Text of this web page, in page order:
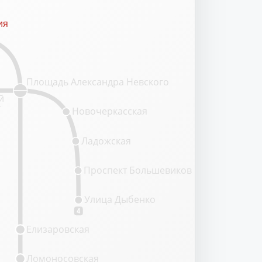
4
Площадь Александра Невского
Новочеркасская
Ладожская
Проспект Большевиков
Улица Дыбенко
Ломоносовская
Елизаровская